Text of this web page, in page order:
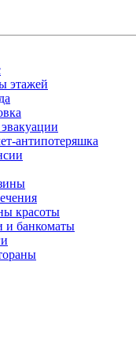
этажей
антипотеряшка
красоты
и банкоматы